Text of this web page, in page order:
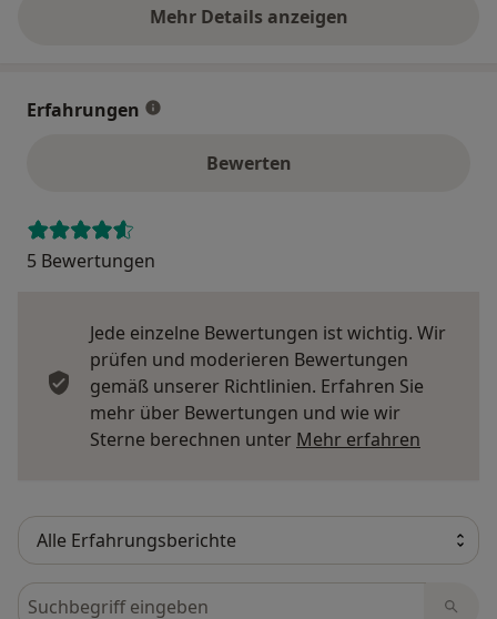
Mehr Details anzeigen
über die Adresse
Erfahrungen
Bewerten
5 Bewertungen
Jede einzelne Bewertungen ist wichtig. Wir
prüfen und moderieren Bewertungen
gemäß unserer Richtlinien. Erfahren Sie
mehr über Bewertungen und wie wir
Sterne berechnen unter Mehr erfahren
Bewertungen durchsuchen